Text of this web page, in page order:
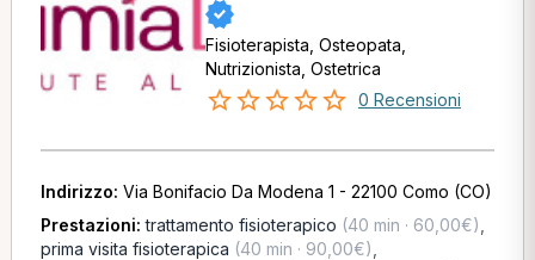
Fisioterapista, Osteopata,
Nutrizionista, Ostetrica
0 Recensioni
Indirizzo: Via Bonifacio Da Modena 1 - 22100 Como (CO)
Prestazioni:trattamento fisioterapico (40 min · 60,00€)
prima visita fisioterapica (40 min · 90,00€)